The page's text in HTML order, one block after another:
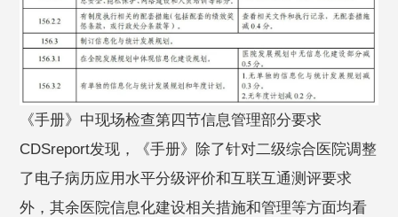
《手册》中现场检查第四节信息管理部分要求
CDSreport发现，《手册》除了针对二级综合医院调整
了电子病历应用水平分级评价和互联互通测评要求
外，其余医院信息化建设相关措施和管理等方面均看